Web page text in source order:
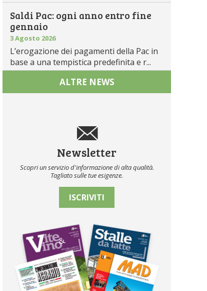
Saldi Pac: ogni anno entro fine
gennaio
3 Agosto 2026
L’erogazione dei pagamenti della Pac in
base a una tempistica predefinita e r...
ALTRE NEWS
Newsletter
Scopri un servizio d'informazione di alta qualità.
Tagliato sulle tue esigenze.
ISCRIVITI